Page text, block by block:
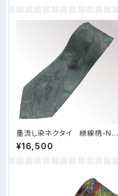
墨流し染ネクタイ 緑線柄-NN
08
¥16,500